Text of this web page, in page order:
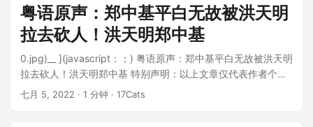
粤语原声：郑中基平白无故被洪天明
拉去砍人！洪天明郑中基
0.jpg)__ ](javascript：；) 粤语原声：郑中基平白无故被洪天明
拉去砍人！洪天明郑中基 特别声明：以上文章仅代表作者个人
观点，不代表新浪的观点...
七月 5, 2022 · 1 分钟 · 17Cats